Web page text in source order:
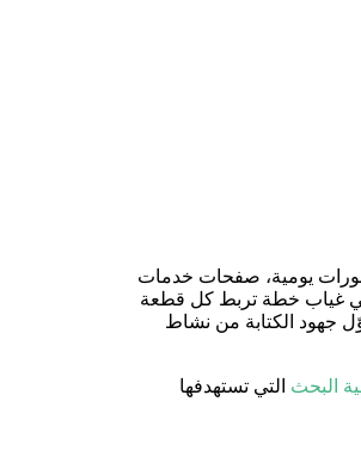
يومية، صفحات خدمات
في غياب خطة تربط كل قطعة
جهود الكتابة من نشاط
البحث التي تستهدفها